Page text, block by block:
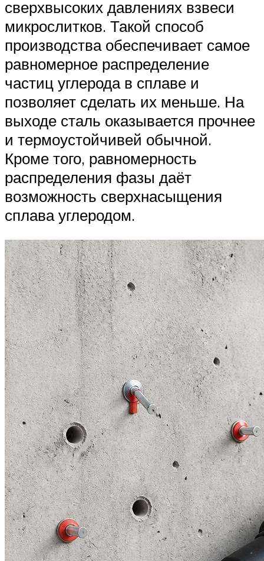
сверхвысоких давлениях взвеси
микрослитков. Такой способ
производства обеспечивает самое
равномерное распределение
частиц углерода в сплаве и
позволяет сделать их меньше. На
выходе сталь оказывается прочнее
и термоустойчивей обычной.
Кроме того, равномерность
распределения фазы даёт
возможность сверхнасыщения
сплава углеродом.